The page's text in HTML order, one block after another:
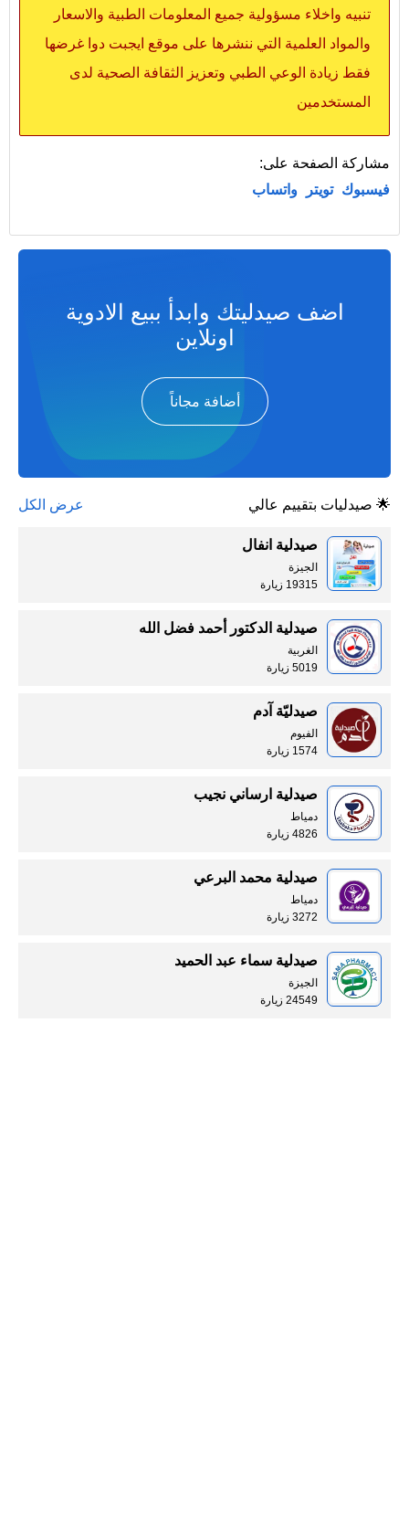
تنبيه واخلاء مسؤولية جميع المعلومات الطبية والاسعار
والمواد العلمية التي ننشرها على موقع ايجبت دوا غرضها
فقط زيادة الوعي الطبي وتعزيز الثقافة الصحية لدى
المستخدمين
مشاركة الصفحة على:
فيسبوك تويتر واتساب
اضف صيدليتك وابدأ ببيع الادوية
اونلاين
أضافة مجاناً
🌟 صيدليات بتقييم عالي عرض الكل
صيدلية انفال
الجيزة
19315 زيارة
صيدلية الدكتور أحمد فضل الله
الغربية
5019 زيارة
صيدليّة آدم
الفيوم
1574 زيارة
صيدلية ارساني نجيب
دمياط
4826 زيارة
صيدلية محمد البرعي
دمياط
3272 زيارة
صيدلية سماء عبد الحميد
الجيزة
24549 زيارة